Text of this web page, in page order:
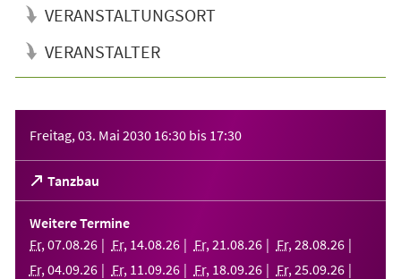
VERANSTALTUNGSORT
VERANSTALTER
Freitag, 03. Mai 2030 16:30 bis 17:30
Tanzbau
(Öffnet
in
einem
neuen
Tab)
Weitere Termine
Fr, 07.08.26 Fr, 14.08.26 Fr, 21 .08.26 Fr, 28.08.26
Fr, 04.09.26 Fr, 11 .09.26 Fr, 18.09.26 Fr, 25.09.26